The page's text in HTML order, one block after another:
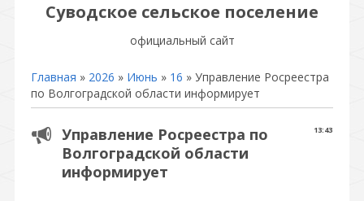
Суводское сельское поселение
официальный сайт
Главная » 2026 » Июнь » 16 » Управление Росреестра
по Волгоградской области информирует
13:43
Управление Росреестра по
Волгоградской области
информирует